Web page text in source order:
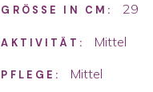
GRÖSSE IN CM: 29
AKTIVITÄT: Mittel
PFLEGE: Mittel